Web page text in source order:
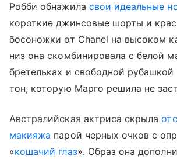
Робби обнажила свои идеальные
короткие джинсовые шорты и
босоножки от Chanel на высоком
низ она скомбинировала с белой
бретельках и свободной рубашкой
тон, которую Марго решила не
Австралийская актриса скрыла
макияжа парой черных очков с
«кошачий глаз». Образ она